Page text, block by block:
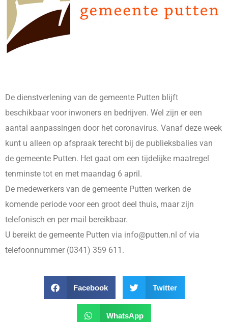
De dienstverlening van de gemeente Putten blijft
beschikbaar voor inwoners en bedrijven. Wel zijn er een
aantal aanpassingen door het coronavirus. Vanaf deze week
kunt u alleen op afspraak terecht bij de publieksbalies van
de gemeente Putten. Het gaat om een tijdelijke maatregel
tenminste tot en met maandag 6 april.
De medewerkers van de gemeente Putten werken de
komende periode voor een groot deel thuis, maar zijn
telefonisch en per mail bereikbaar.
U bereikt de gemeente Putten via info@putten.nl of via
telefoonnummer (0341) 359 611.
Facebook Twitter
WhatsApp